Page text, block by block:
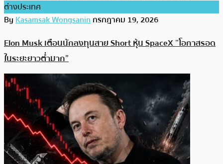
ต่างประเทศ
ByKasamsak Wongsaninกรกฎาคม 19, 2026
Elon Musk เตือนนักลงทุนสาย Short หุ้น SpaceX “โอกาสรอด
ในระยะยาวต่ำมาก”